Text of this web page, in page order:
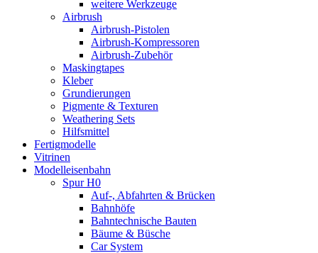
weitere Werkzeuge
Airbrush
Airbrush-Pistolen
Airbrush-Kompressoren
Airbrush-Zubehör
Maskingtapes
Kleber
Grundierungen
Pigmente & Texturen
Weathering Sets
Hilfsmittel
Fertigmodelle
Vitrinen
Modelleisenbahn
Spur H0
Auf-, Abfahrten & Brücken
Bahnhöfe
Bahntechnische Bauten
Bäume & Büsche
Car System